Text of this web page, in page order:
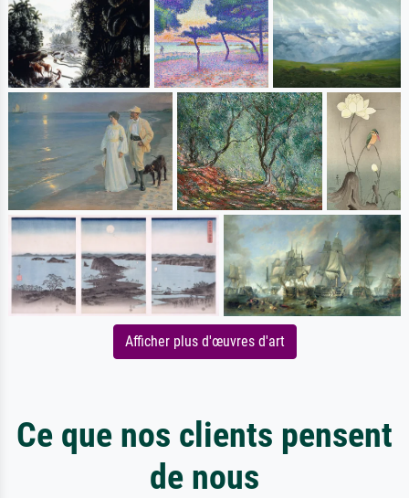
Afficher plus d'œuvres d'art
Ce que nos clients pensent
de nous